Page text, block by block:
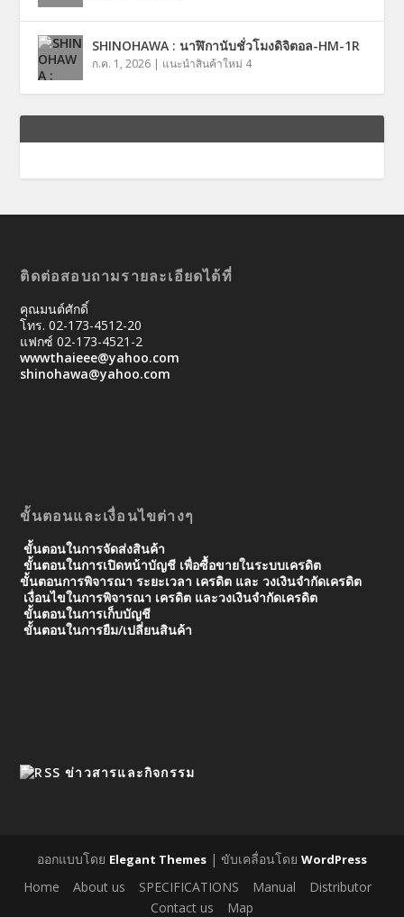
SHINOHAWA : นาฬิกานับชั่วโมงดิจิตอล-HM-1R
ก.ค. 1, 2026 | แนะนำสินค้าใหม่ 4
ติดต่อสอบถามรายละเอียดได้ที่
คุณมนต์ศักดิ์
โทร. 02-173-4512-20
แฟกซ์ 02-173-4521-2
wwwthaieee@yahoo.com
shinohawa@yahoo.com
ขั้นตอนและเงื่อนไขต่างๆ
ขั้นตอนในการจัดส่งสินค้า
ขั้นตอนในการเปิดหน้าบัญชี เพื่อซื้อขายในระบบเครดิต
ขั้นตอนการพิจารณา ระยะเวลา เครดิต และ วงเงินจํากัดเครดิต
เงื่อนไขในการพิจารณา เครดิต และวงเงินจำกัดเครดิต
ขั้นตอนในการเก็บบัญชี
ขั้นตอนในการยืม/เปลี่ยนสินค้า
ข่าวสารและกิจกรรม
ออกแบบโดย Elegant Themes | ขับเคลื่อนโดย WordPress
Home About us SPECIFICATIONS Manual
Distributor
Contact us
Map